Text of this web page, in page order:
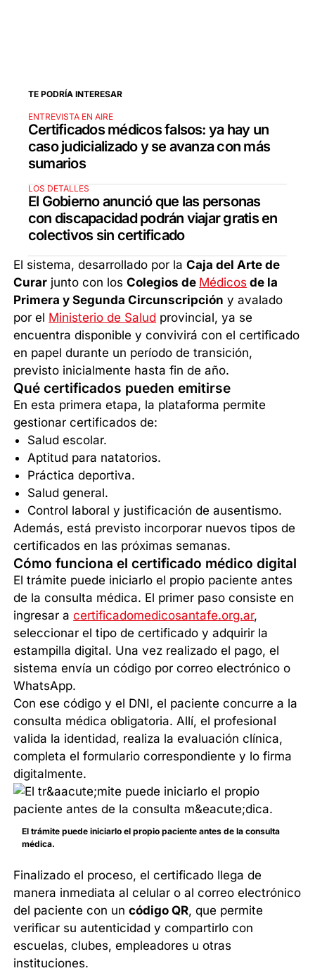
TE PODRÍA INTERESAR
ENTREVISTA EN AIRE
Certificados médicos falsos: ya hay un
caso judicializado y se avanza con más
sumarios
LOS DETALLES
El Gobierno anunció que las personas
con discapacidad podrán viajar gratis en
colectivos sin certificado
El sistema, desarrollado por laCaja del Arte de
Curar junto con losColegios de Médicos de la
Primera y Segunda Circunscripción y avalado
por el Ministerio de Salud provincial, ya se
encuentra disponible y convivirá con el certificado
en papel durante un período de transición,
previsto inicialmente hasta fin de año.
Qué certificados pueden emitirse
En esta primera etapa, la plataforma permite
gestionar certificados de:
Salud escolar.
Aptitud para natatorios.
Práctica deportiva.
Salud general.
Control laboral y justificación de ausentismo.
Además, está previsto incorporar nuevos tipos de
certificados en las próximas semanas.
Cómo funciona el certificado médico digital
El trámite puede iniciarlo el propio paciente antes
de la consulta médica. El primer paso consiste en
ingresar acertificadomedicosantafe.org.ar,
seleccionar el tipo de certificado y adquirir la
estampilla digital. Una vez realizado el pago, el
sistema envía un código por correo electrónico o
WhatsApp.
Con ese código y el DNI, el paciente concurre a la
consulta médica obligatoria. Allí, el profesional
valida la identidad, realiza la evaluación clínica,
completa el formulario correspondiente y lo firma
digitalmente.
El trámite puede iniciarlo el propio paciente antes de la consulta
médica.
Finalizado el proceso, el certificado llega de
manera inmediata al celular o al correo electrónico
del paciente con uncódigo QR, que permite
verificar su autenticidad y compartirlo con
escuelas, clubes, empleadores u otras
instituciones.